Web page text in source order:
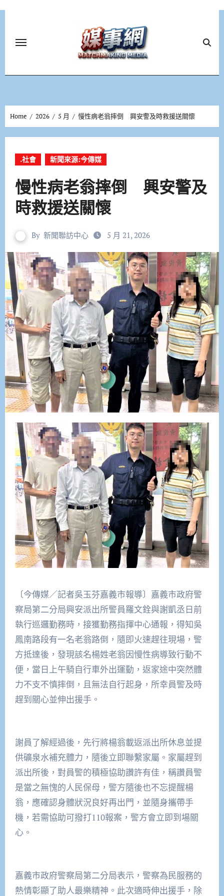
Home 2026 5 月 慢性病老翁摔倒 興安警及時救援送關懷
.社會 新聞來源:今傳媒
慢性病老翁摔倒 興安警及
時救援送關懷
By 新聞聯訪中心 5 月 21, 2026
〔今傳媒／記者吳玉芬嘉義市報導〕嘉義市政府警
察局第二分局興安派出所警員羅文銓與謝凱丞日前
執行巡邏勤務時，接獲勤務指揮中心通報，得知吳
鳳南路段有一名老翁路倒，隨即火速趕往現場，警
方抵達後，發現該名楊姓老翁因慢性病導致行動不
便，當日上午騎自行車外出運動，返家途中突然體
力不支不慎摔倒，且無法自行起身，所幸員警及時
趕到關心並伸出援手。
謝員了解經過後，先行將楊翁載返派出所休息並提
供礦泉水補充體力，隨後立即聯繫家屬。家屬趕到
派出所後，對員警的積極協助讚許有佳，稱讚員警
是當之無愧的人民保母，警方隨後也不忘提醒楊
翁，應確認身體狀況良好再出門，並隨身攜帶手
機，若需協助可撥打110報案，警方會立即到場關
心。
嘉義市政府警察局第二分局表示，警察為民服務的
熱情彰顯了助人最樂精神。此次適時伸出援手，除